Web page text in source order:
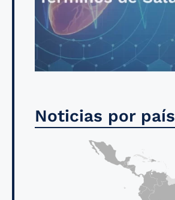
Noticias por país